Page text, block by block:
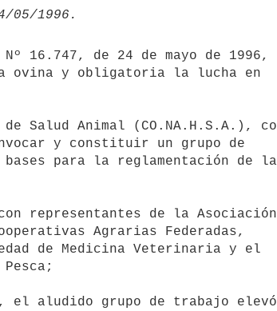
ovina y obligatoria la lucha en
y constituir un grupo de
para la reglamentación de la
representantes de la Asociación
Agrarias Federadas,
de Medicina Veterinaria y el
el aludido grupo de trabajo elevó